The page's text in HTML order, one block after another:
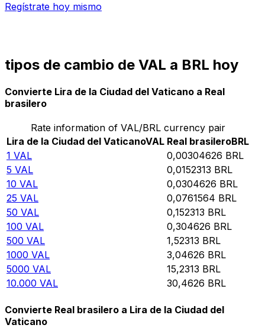
Regístrate hoy mismo
tipos de cambio de VAL a BRL hoy
Convierte Lira de la Ciudad del Vaticano a Real
brasilero
Rate information of VAL/BRL currency pair
Lira de la Ciudad del VaticanoVAL Real brasileroBRL
1 VAL 0,00304626 BRL
5 VAL 0,0152313 BRL
10 VAL 0,0304626 BRL
25 VAL 0,0761564 BRL
50 VAL 0,152313 BRL
100 VAL 0,304626 BRL
500 VAL 1,52313 BRL
1000 VAL 3,04626 BRL
5000 VAL 15,2313 BRL
10.000 VAL 30,4626 BRL
Convierte Real brasilero a Lira de la Ciudad del
Vaticano